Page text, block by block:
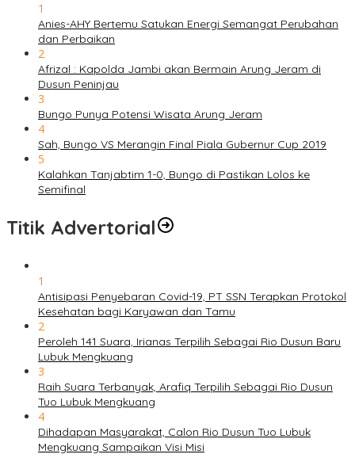
1
Anies-AHY Bertemu Satukan Energi Semangat Perubahan
dan Perbaikan
2
Afrizal : Kapolda Jambi akan Bermain Arung Jeram di
Dusun Peninjau
3
Bungo Punya Potensi Wisata Arung Jeram
4
Sah, Bungo VS Merangin Final Piala Gubernur Cup 2019
5
Kalahkan Tanjabtim 1-0, Bungo di Pastikan Lolos ke
Semifinal
Titik Advertorial
1
Antisipasi Penyebaran Covid-19, PT SSN Terapkan Protokol
Kesehatan bagi Karyawan dan Tamu
2
Peroleh 141 Suara, Irianas Terpilih Sebagai Rio Dusun Baru
Lubuk Mengkuang
3
Raih Suara Terbanyak, Arafiq Terpilih Sebagai Rio Dusun
Tuo Lubuk Mengkuang
4
Dihadapan Masyarakat, Calon Rio Dusun Tuo Lubuk
Mengkuang Sampaikan Visi Misi